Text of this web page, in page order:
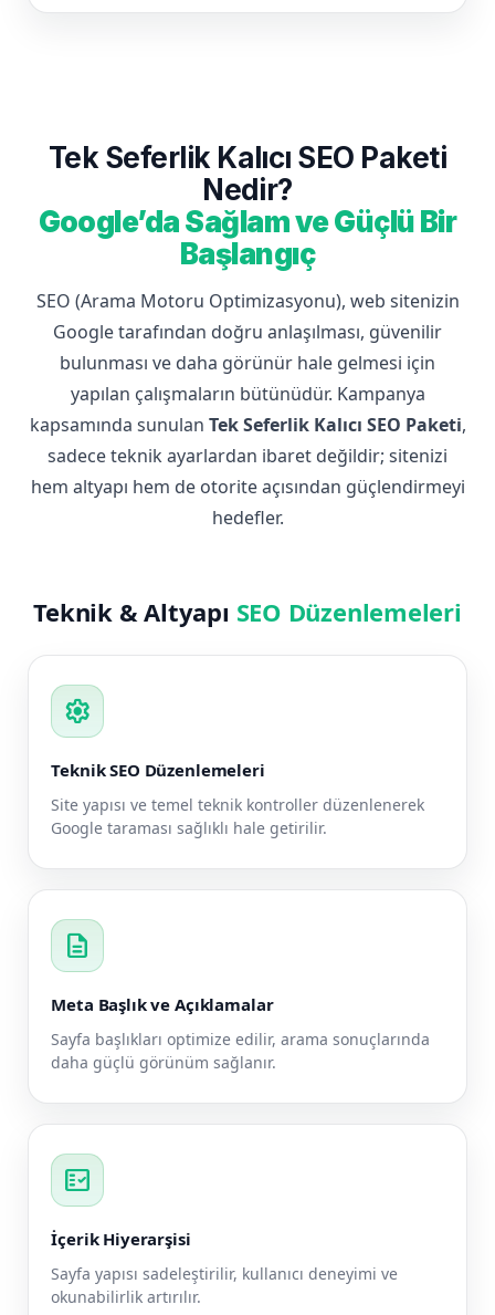
Tek Seferlik Kalıcı SEO Paketi
Nedir?
Google’da Sağlam ve Güçlü Bir
Başlangıç
SEO (Arama Motoru Optimizasyonu), web sitenizin
Google tarafından doğru anlaşılması, güvenilir
bulunması ve daha görünür hale gelmesi için
yapılan çalışmaların bütünüdür. Kampanya
kapsamında sunulan Tek Seferlik Kalıcı SEO Paketi,
sadece teknik ayarlardan ibaret değildir; sitenizi
hem altyapı hem de otorite açısından güçlendirmeyi
hedefler.
Teknik & Altyapı SEO Düzenlemeleri
settings
Teknik SEO Düzenlemeleri
Site yapısı ve temel teknik kontroller düzenlenerek
Google taraması sağlıklı hale getirilir.
description
Meta Başlık ve Açıklamalar
Sayfa başlıkları optimize edilir, arama sonuçlarında
daha güçlü görünüm sağlanır.
fact_check
İçerik Hiyerarşisi
Sayfa yapısı sadeleştirilir, kullanıcı deneyimi ve
okunabilirlik artırılır.